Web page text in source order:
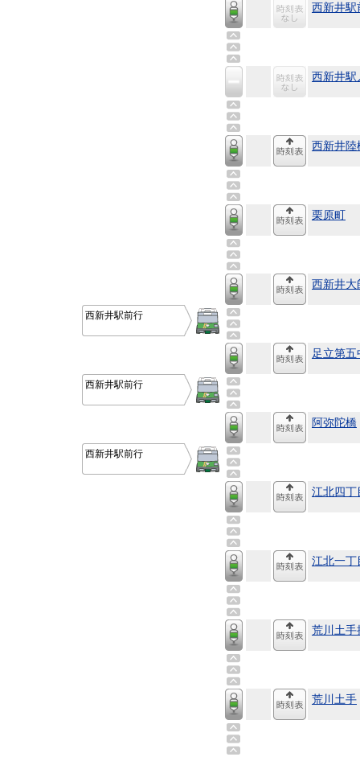
西新井駅
西新井駅
西新井陸
栗原町
西新井大
西新井駅前行
足立第
西新井駅前行
阿弥陀橋
西新井駅前行
江北四丁
江北一丁
荒川土手
荒川土手